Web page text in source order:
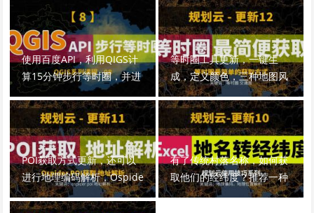
使用百度API，利用QIGS计
算15分钟步行等时圈，并进
行可视化和提取等时线
等时圈工具更新，一键生
成，定义颜色，三种地图风
格，车行骑行步行，可导出J
SON文件
POI获取方式更新，还可以
进行地理编码解析，Ospide
r3.0
有了传统村落名称，如何获
取他们的经纬度？推荐一种
用Excel+高德api的地理位